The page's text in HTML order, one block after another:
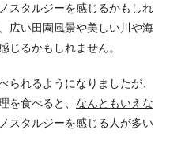
スタルジーを感じるかもしれ
広い田園風景や美しい川や海
じるかもしれません。
られるようになりましたが、
を食べると、 なんともいえな
スタルジーを感じる人が多い